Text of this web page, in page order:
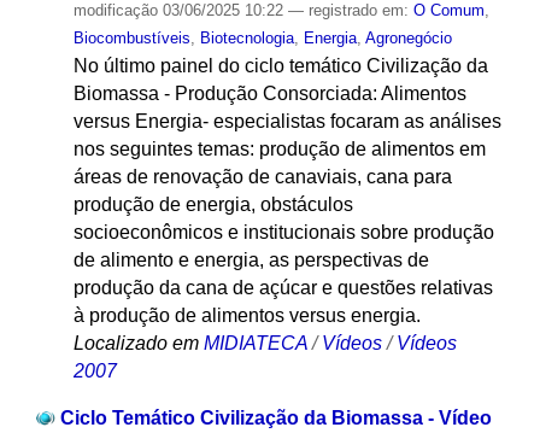
modificação03/06/2025 10:22 — registrado em: O Comum,
Biocombustíveis, Biotecnologia, Energia, Agronegócio
No último painel do ciclo temático Civilização da
Biomassa - Produção Consorciada: Alimentos
versus Energia- especialistas focaram as análises
nos seguintes temas: produção de alimentos em
áreas de renovação de canaviais, cana para
produção de energia, obstáculos
socioeconômicos e institucionais sobre produção
de alimento e energia, as perspectivas de
produção da cana de açúcar e questões relativas
à produção de alimentos versus energia.
Localizado em MIDIATECA /Vídeos /Vídeos
2007
Ciclo Temático Civilização da Biomassa - Vídeo